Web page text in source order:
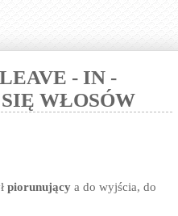
- IN -
WŁOSÓW
piorunujący a do wyjścia, do